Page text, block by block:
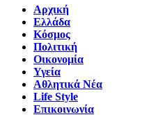
Αρχική
Ελλάδα
Κόσμος
Πολιτική
Οικονομία
Υγεία
Αθλητικά Νέα
Life Style
Επικοινωνία